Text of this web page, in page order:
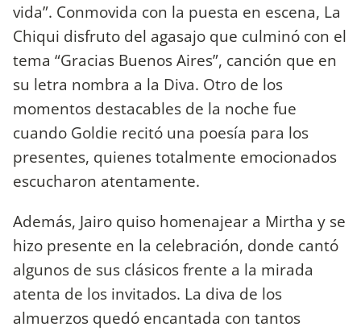
vida”. Conmovida con la puesta en escena, La
Chiqui disfruto del agasajo que culminó con el
tema “Gracias Buenos Aires”, canción que en
su letra nombra a la Diva. Otro de los
momentos destacables de la noche fue
cuando Goldie recitó una poesía para los
presentes, quienes totalmente emocionados
escucharon atentamente.
Además, Jairo quiso homenajear a Mirtha y se
hizo presente en la celebración, donde cantó
algunos de sus clásicos frente a la mirada
atenta de los invitados. La diva de los
almuerzos quedó encantada con tantos